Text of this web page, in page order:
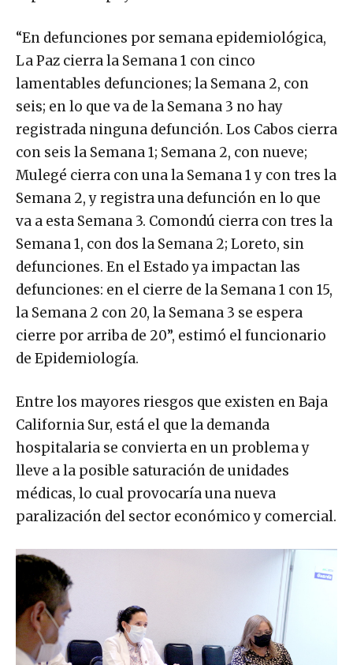
“En defunciones por semana epidemiológica,
La Paz cierra la Semana 1 con cinco
lamentables defunciones; la Semana 2, con
seis; en lo que va de la Semana 3 no hay
registrada ninguna defunción. Los Cabos cierra
con seis la Semana 1; Semana 2, con nueve;
Mulegé cierra con una la Semana 1 y con tres la
Semana 2, y registra una defunción en lo que
va a esta Semana 3. Comondú cierra con tres la
Semana 1, con dos la Semana 2; Loreto, sin
defunciones. En el Estado ya impactan las
defunciones: en el cierre de la Semana 1 con 15,
la Semana 2 con 20, la Semana 3 se espera
cierre por arriba de 20”, estimó el funcionario
de Epidemiología.
Entre los mayores riesgos que existen en Baja
California Sur, está el que la demanda
hospitalaria se convierta en un problema y
lleve a la posible saturación de unidades
médicas, lo cual provocaría una nueva
paralización del sector económico y comercial.